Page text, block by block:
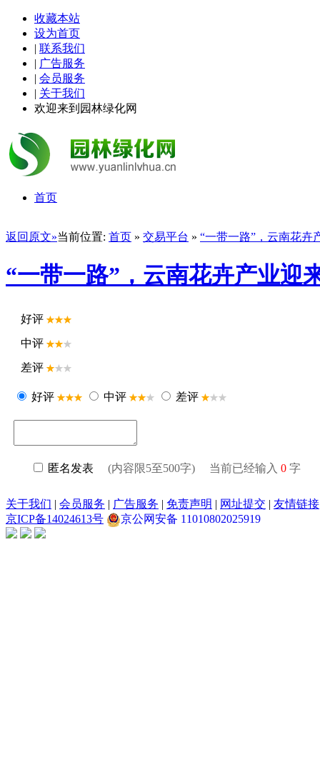
收藏本站
设为首页
| 联系我们
| 广告服务
| 会员服务
| 关于我们
欢迎来到园林绿化网
首页
返回原文»当前位置: 首页 » 交易平台 » “一带一路”，云南花卉
“一带一路”，云南花卉产业迎
好评
中评
差评
好评 中评 差评
匿名发表 (内容限5至500字) 当前已经输入 0 字
关于我们 | 会员服务 | 广告服务 | 免责声明 | 网址提交 | 友情链接
京ICP备14024613号
京公网安备 11010802025919